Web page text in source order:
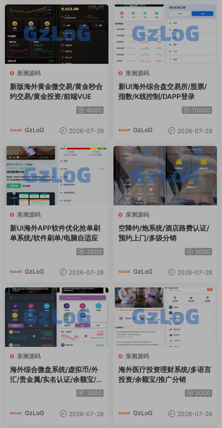
亲测源码
新版海外黄金微交易/黄金秒合
约交易/黄金投资/前端VUE
4000
GzLoG 2026-07-29
亲测源码
新UI海外综合盘交易所/股票/
指数/K线控制/DAPP登录
10000
GzLoG 2026-07-29
亲测源码
新UI海外APP软件优化抢单刷
单系统/软件刷单/电脑自适应
3000
GzLoG 2026-07-28
亲测源码
空降约/炮系统/酒店路费认证/
预约上门/多级分销
3000
GzLoG 2026-07-28
亲测源码
海外综合微盘系统/虚拟币/外
汇/贵金属/实名认证/余额宝/信
3000
GzLoG 2026-07-28
亲测源码
海外医疗投资理财系统/多语言
投资/余额宝/推广分销
3000
GzLoG 2026-07-28